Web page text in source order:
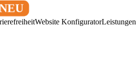
Website KonfiguratorLeistungen